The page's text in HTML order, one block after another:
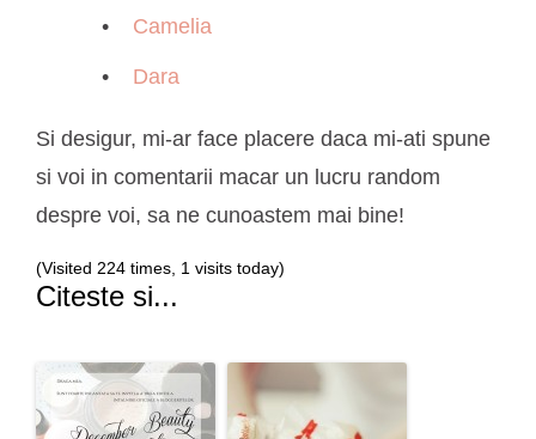
Camelia
Dara
Si desigur, mi-ar face placere daca mi-ati spune
si voi in comentarii macar un lucru random
despre voi, sa ne cunoastem mai bine!
(Visited 224 times, 1 visits today)
Citeste si...